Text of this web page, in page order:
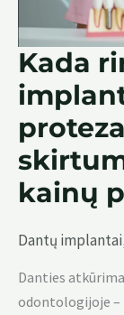
Kada
kainų
Dantų implantai
Danties
odontologijoje –